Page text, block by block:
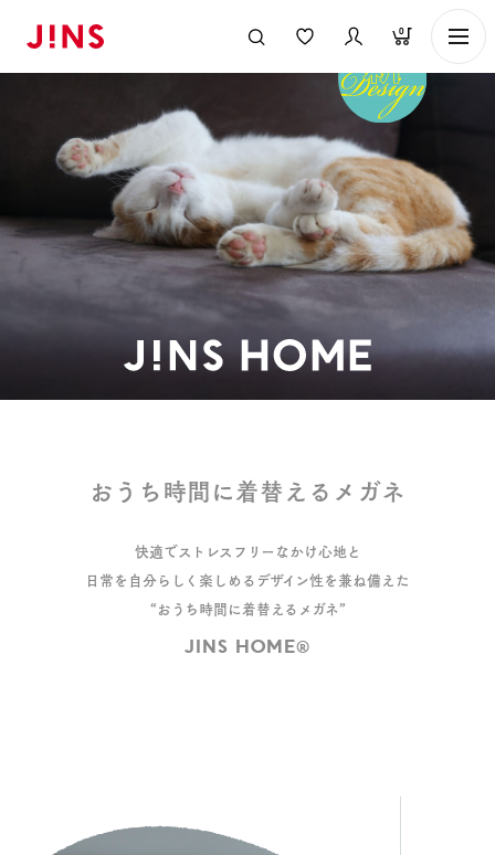
0
お う ち時間に着替える メ ガネ
快適でストレスフリーなかけ心地と
日常を自分らしく楽しめるデザイン性を兼ね備えた
“おうち時間に着替えるメガネ”
JINS HOME®